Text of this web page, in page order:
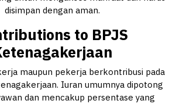
disimpan dengan aman.
to BPJS
maupun pekerja berkontribusi pada
Iuran umumnya dipotong
dan mencakup persentase yang